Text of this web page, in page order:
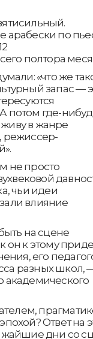
арабески по
полтора
«что же
запас —
потом где-
живу в жанре
режиссер-
не просто
чьи идеи
влияние
на сцене
он к этому
его
разных школ,
академического
Ответ на
дни со